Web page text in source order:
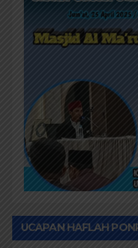
UCAPAN HAFLAH